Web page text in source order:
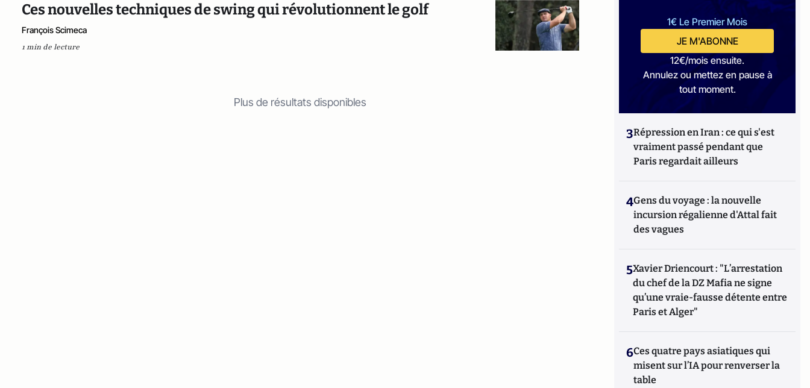
Ces nouvelles techniques de swing qui révolutionnent le golf
François Scimeca
1 min de lecture
Plus de résultats disponibles
1€ Le Premier Mois
JE M'ABONNE
12€/mois ensuite.
Annulez ou mettez en pause à
tout moment.
3Répression en Iran : ce qui s'est
vraiment passé pendant que
Paris regardait ailleurs
4Gens du voyage : la nouvelle
incursion régalienne d'Attal fait
des vagues
5Xavier Driencourt : "L’arrestation
du chef de la DZ Mafia ne signe
qu’une vraie-fausse détente entre
Paris et Alger"
6Ces quatre pays asiatiques qui
misent sur l’IA pour renverser la
table